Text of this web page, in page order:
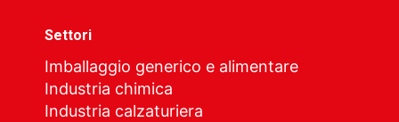
Settori
Imballaggio generico e alimentare
Industria chimica
Industria calzaturiera